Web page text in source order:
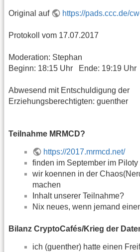
Original auf https://pads.ccc.de/
Protokoll vom 17.07.2017
Moderation: Stephan
Beginn: 18:15 Uhr Ende: 19:19 Uhr
Abwesend mit Entschuldigung der
Erziehungsberechtigten: guenther
Teilnahme MRMCD?
https://2017.mrmcd.net/
finden im September im Piloty
wir koennen in der
machen
Inhalt unserer Teilnahme?
Nix neues, wenn jemand
Bilanz CryptoCafés/Krieg der
ich (guenther) hatte einen